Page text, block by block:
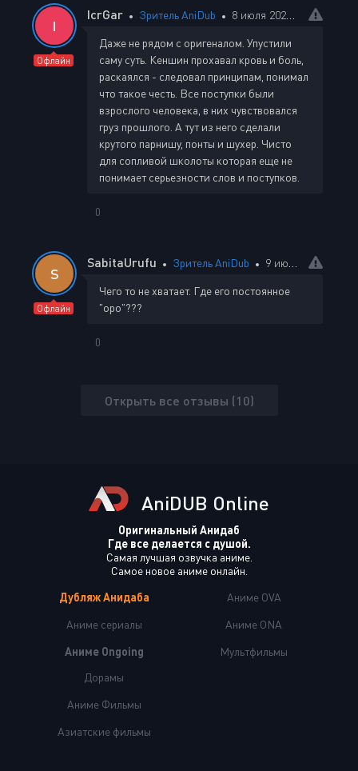
I
Офлайн
IcrGar Зритель AniDub 8 июля 2023 01:24
Даже не рядом с оригеналом. Упустили
саму суть. Кеншин прохавал кровь и боль,
раскаялся - следовал принципам, понимал
что такое честь. Все поступки были
взрослого человека, в них чувствовался
груз прошлого. А тут из него сделали
крутого парнишу, понты и шухер. Чисто
для сопливой школоты которая еще не
понимает серьезности слов и поступков.
0
S
Офлайн
SabitaUrufu Зритель AniDub 9 июля 2023 00:41
Чего то не хватает. Где его постоянное
"оро"???
0
Открыть все отзывы (10)
AniDUB Online
Оригинальный Анидаб
Где все делается с душой.
Самая лучшая озвучка аниме.
Самое новое аниме онлайн.
Дубляж Анидаба
Аниме сериалы
Аниме Ongoing
Аниме OVA
Аниме ONA
Мультфильмы
Дорамы
Аниме Фильмы
Азиатские фильмы